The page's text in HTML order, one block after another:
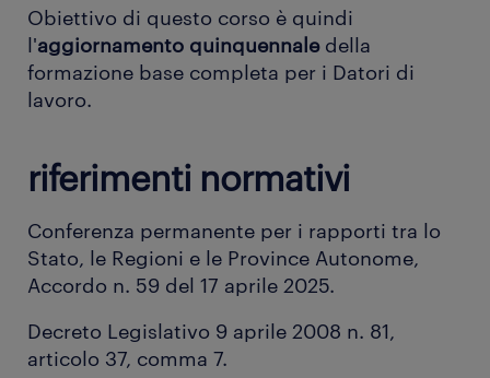
Obiettivo di questo corso è quindi
l'aggiornamento quinquennaledella
formazione base completa per i Datori di
lavoro.
riferimenti normativi
Conferenza permanente per i rapporti tra lo
Stato, le Regioni e le Province Autonome,
Accordo n. 59 del 17 aprile 2025.
Decreto Legislativo 9 aprile 2008 n. 81,
articolo 37, comma 7.